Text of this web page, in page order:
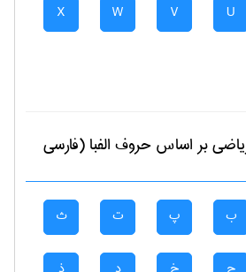
U
V
W
X
بر اساس حروف الفبا (فارسی
ب پ ت ث